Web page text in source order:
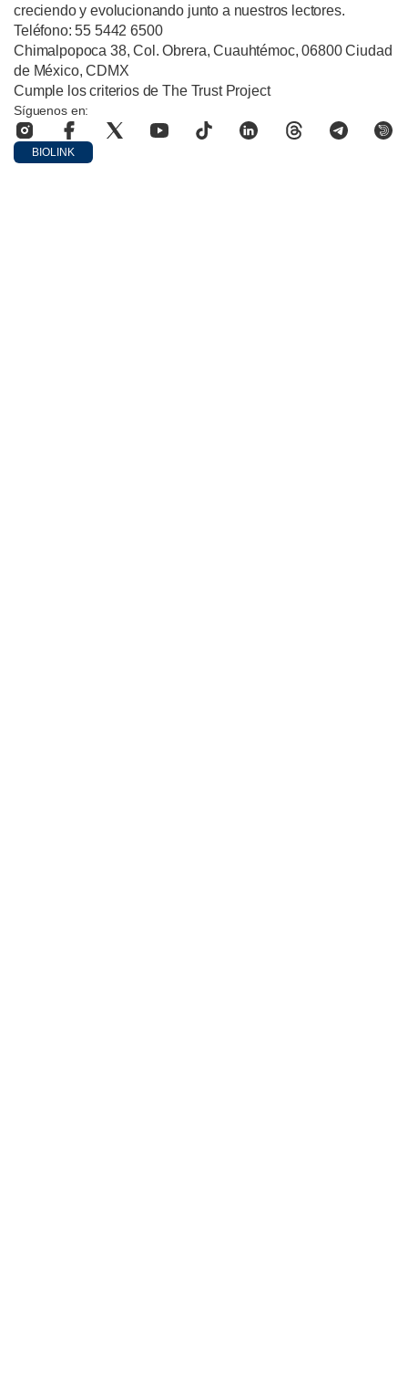
creciendo y evolucionando junto a nuestros lectores.
Teléfono: 55 5442 6500
Chimalpopoca 38, Col. Obrera, Cuauhtémoc, 06800 Ciudad
de México, CDMX
Cumple los criterios de The Trust Project
Síguenos en:
BIOLINK